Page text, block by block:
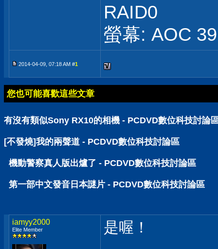
RAID0
螢幕: AOC
2014-04-09, 07:18 AM #1
您也可能喜歡這些文章
有沒有類似Sony RX10的相機 - PCDVD數位科技討論
[不發燒]我的兩聲道 - PCDVD數位科技討論區
機動警察真人版出爐了 - PCDVD數位科技討論區
第一部中文發音日本謎片 - PCDVD數位科技討論區
iamyy2000
Elite Member 是喔！